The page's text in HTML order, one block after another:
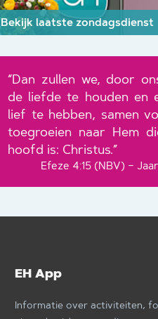
Bekijk laatste zondagsdienst
“Dan zullen we, door
de liefde te houden en
lief te hebben, samen
toegroeien naar Hem
hoofd is: Christus.”
Efeze 4:15 (NBV) –
EH App
Informatie over activiteiten,